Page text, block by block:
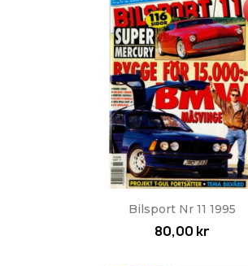
Bilsport Nr 11 1995
80,00 kr